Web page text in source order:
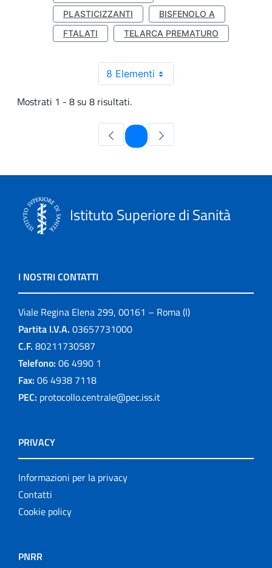
PLASTICIZZANTI
BISFENOLO A
FTALATI
TELARCA PREMATURO
8 Elementi
Mostrati 1 - 8 su 8 risultati.
Pagina
Istituto Superiore di Sanità
I NOSTRI CONTATTI
Viale Regina Elena 299, 00161 – Roma (I)
Partita I.V.A. 03657731000
C.F. 80211730587
Telefono: 06 4990 1
Fax: 06 4938 7118
PEC: protocollo.centrale@pec.iss.it
PRIVACY
Informazioni per la privacy
Contatti
Cookie policy
PNRR